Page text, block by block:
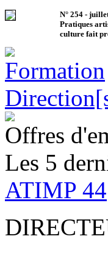
N° 254 -
Pratiques
culture fait
Offres
Les 5
ATIMP 44